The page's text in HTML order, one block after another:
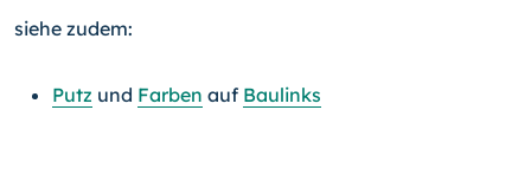
siehe zudem:
Putz und Farben auf Baulinks